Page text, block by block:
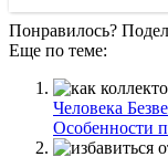
Понравилось?
Еще по теме:
Человека
Особенности